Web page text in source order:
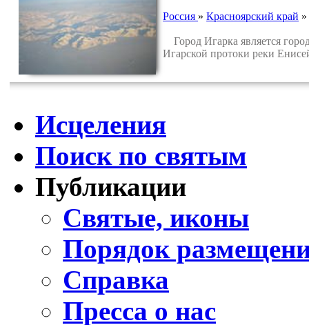
Россия »Красноярский край
Город Игарка является
Игарской протоки реки
Исцеления
Поиск по святым
Публикации
Святые, иконы
Порядок
Справка
Пресса о нас